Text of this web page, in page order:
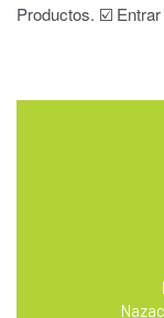
Productos. ☑️